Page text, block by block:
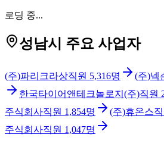
로딩 중...
성남시 주요 사업자
(주)파리크라상직원 5,316명 (주)넥
한국타이어앤테크놀로지(주)직원
주식회사직원 1,854명 (주)휴온스
주식회사직원 1,047명